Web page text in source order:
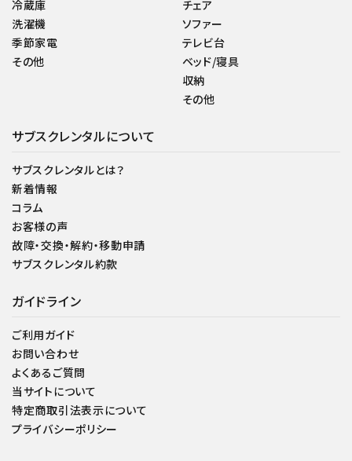
冷蔵庫
洗濯機
季節家電
その他
チェア
ソファー
テレビ台
ベッド/寝具
収納
その他
サブスクレンタルについて
サブスクレンタルとは？
新着情報
コラム
お客様の声
故障・交換・解約・移動申請
サブスクレンタル約款
ガイドライン
ご利用ガイド
お問い合わせ
よくあるご質問
当サイトについて
特定商取引法表示について
プライバシーポリシー